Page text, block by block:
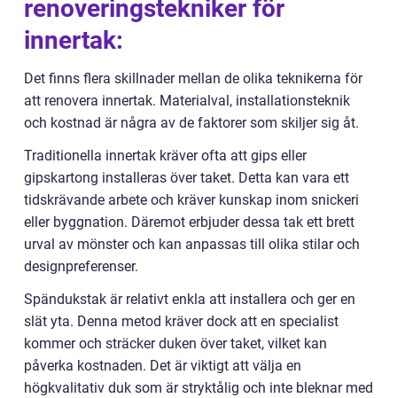
renoveringstekniker för
innertak:
Det finns flera skillnader mellan de olika teknikerna för
att renovera innertak. Materialval, installationsteknik
och kostnad är några av de faktorer som skiljer sig åt.
Traditionella innertak kräver ofta att gips eller
gipskartong installeras över taket. Detta kan vara ett
tidskrävande arbete och kräver kunskap inom snickeri
eller byggnation. Däremot erbjuder dessa tak ett brett
urval av mönster och kan anpassas till olika stilar och
designpreferenser.
Spändukstak är relativt enkla att installera och ger en
slät yta. Denna metod kräver dock att en specialist
kommer och sträcker duken över taket, vilket kan
påverka kostnaden. Det är viktigt att välja en
högkvalitativ duk som är stryktålig och inte bleknar med